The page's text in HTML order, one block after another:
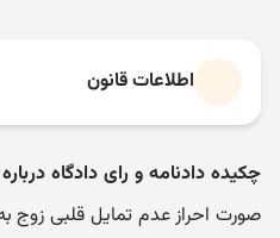
اطلاعات قانون
چکیده دادنامه و رای دادگاه
صورت احراز عدم تمایل قلبی زوج